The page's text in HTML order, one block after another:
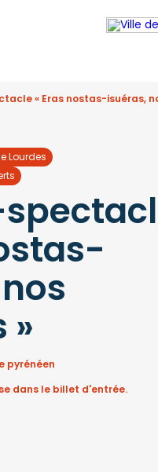
« Eras nostas-isuéras,
Lourdes
»
pyrénéen
dans le billet d'entrée.